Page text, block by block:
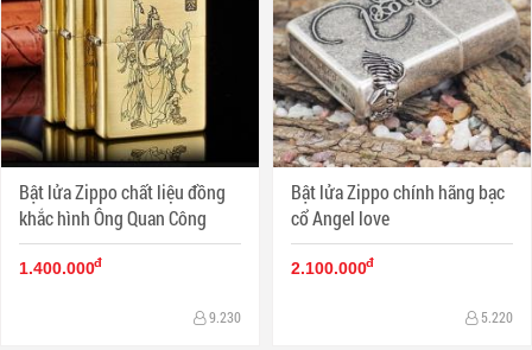
Bật lửa Zippo chất liệu đồng
khắc hình Ông Quan Công
1.400.000đ
9.230
Bật lửa Zippo chính hãng bạc
cổ Angel love
2.100.000đ
5.220